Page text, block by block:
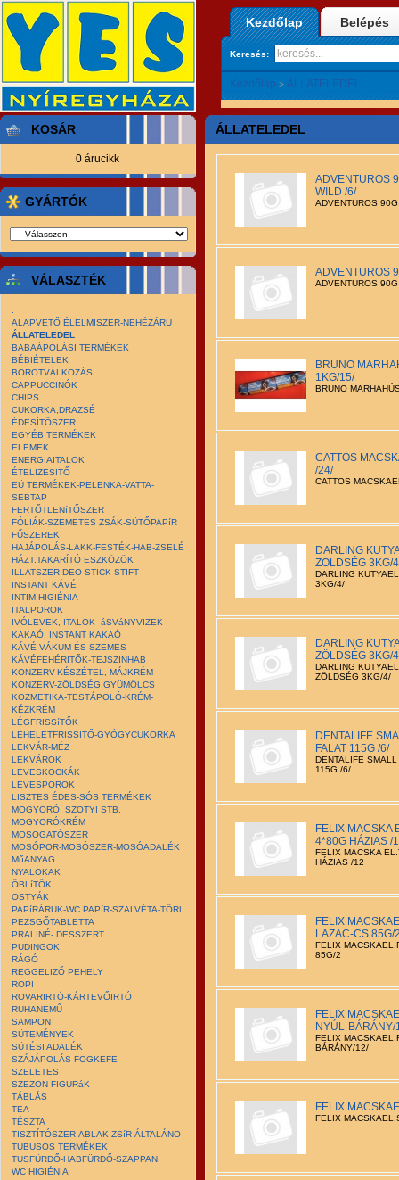
Kezdőlap Belépés
Keresés:
Kezdőlap > ÁLLATELEDEL
KOSÁR
0 árucikk
GYÁRTÓK
VÁLASZTÉK
ALAPVETŐ ÉLELMISZER-NEHÉZÁRU
ÁLLATELEDEL
BABAÁPOLÁSI TERMÉKEK
BÉBIÉTELEK
BOROTVÁLKOZÁS
CAPPUCCINÓK
CHIPS
CUKORKA,DRAZSÉ
ÉDESÍTŐSZER
EGYÉB TERMÉKEK
ELEMEK
ENERGIAITALOK
ÉTELIZESITŐ
EÜ TERMÉKEK-PELENKA-VATTA-
SEBTAP
FERTŐTLENíTŐSZER
FÓLIÁK-SZEMETES ZSÁK-SÜTŐPAPíR
FŰSZEREK
HAJÁPOLÁS-LAKK-FESTÉK-HAB-ZSELÉ
HÁZT.TAKARÍTÓ ESZKÖZÖK
ILLATSZER-DEO-STICK-STIFT
INSTANT KÁVÉ
INTIM HIGIÉNIA
ITALPOROK
IVÓLEVEK, ITALOK- áSVáNYVIZEK
KAKAÓ, INSTANT KAKAÓ
KÁVÉ VÁKUM ÉS SZEMES
KÁVÉFEHÉRITŐK-TEJSZINHAB
KONZERV-KÉSZÉTEL, MÁJKRÉM
KONZERV-ZÖLDSÉG,GYÜMÖLCS
KOZMETIKA-TESTÁPOLÓ-KRÉM-
KÉZKRÉM
LÉGFRISSíTŐK
LEHELETFRISSITŐ-GYÓGYCUKORKA
LEKVÁR-MÉZ
LEKVÁROK
LEVESKOCKÁK
LEVESPOROK
LISZTES ÉDES-SÓS TERMÉKEK
MOGYORÓ, SZOTYI STB.
MOGYORÓKRÉM
MOSOGATÓSZER
MOSÓPOR-MOSÓSZER-MOSÓADALÉK
MűANYAG
NYALOKAK
ÖBLíTŐK
OSTYÁK
PAPíRÁRUK-WC PAPíR-SZALVÉTA-TÖRL
PEZSGŐTABLETTA
PRALINÉ- DESSZERT
PUDINGOK
RÁGÓ
REGGELIZŐ PEHELY
ROPI
ROVARIRTÓ-KÁRTEVŐIRTÓ
RUHANEMŰ
SAMPON
SÜTEMÉNYEK
SÜTÉSI ADALÉK
SZÁJÁPOLÁS-FOGKEFE
SZELETES
SZEZON FIGURáK
TÁBLÁS
TEA
TÉSZTA
TISZTÍTÓSZER-ABLAK-ZSíR-ÁLTALÁNO
TUBUSOS TERMÉKEK
TUSFÜRDŐ-HABFÜRDŐ-SZAPPAN
WC HIGIÉNIA
ÁLLATELEDEL
ADVENTUROS
WILD /6/
ADVENTUROS
ADVENTUROS
ADVENTUROS
BRUNO
1KG/15/
BRUNO
CATTOS
/24/
CATTOS
DARLING
ZÖLDSÉG 3KG/
DARLING
3KG/4/
DARLING
ZÖLDSÉG 3KG/
DARLING
ZÖLDSÉG 3KG/4/
DENTALIFE
FALAT 115G /6/
DENTALIFE SMALL
115G /6/
FELIX MACSKA
4*80G HÁZIAS /
FELIX MACSKA
HÁZIAS /12
FELIX
LAZAC-CS 85G/
FELIX
85G/2
FELIX
NYÚL-BÁRÁNY/
FELIX
BÁRÁNY/12/
FELIX
FELIX